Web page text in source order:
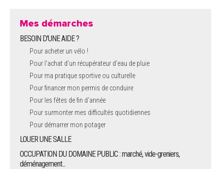
Mes démarches
BESOIN D'UNE AIDE ?
Pour acheter un vélo !
Pour l'achat d’un récupérateur d’eau de pluie
Pour ma pratique sportive ou culturelle
Pour financer mon permis de conduire
Pour les fêtes de fin d'année
Pour surmonter mes difficultés quotidiennes
Pour démarrer mon potager
LOUER UNE SALLE
OCCUPATION DU DOMAINE PUBLIC : marché, vide-greniers,
déménagement...
DEMANDE DE PRÊT DE MATERIEL
FICHE D'ORGANISATION MANIFESTATION
PLAN D'ACTION MUNICIPAL
ARRÊTÉS MUNICIPAUX